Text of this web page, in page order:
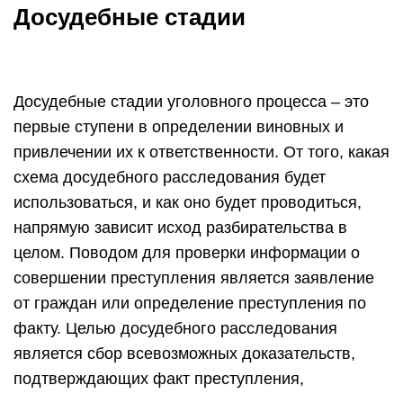
Досудебные стадии
Досудебные стадии уголовного процесса – это
первые ступени в определении виновных и
привлечении их к ответственности. От того, какая
схема досудебного расследования будет
использоваться, и как оно будет проводиться,
напрямую зависит исход разбирательства в
целом. Поводом для проверки информации о
совершении преступления является заявление
от граждан или определение преступления по
факту. Целью досудебного расследования
является сбор всевозможных доказательств,
подтверждающих факт преступления,